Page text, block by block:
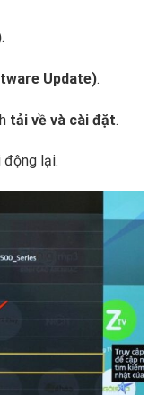
.
Update).
tải về và cài đặt.
động lại.